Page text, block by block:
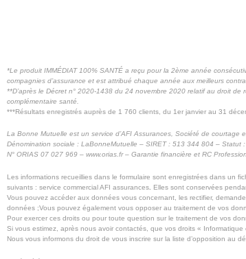
*Le produit IMMÉDIAT 100% SANTÉ a reçu pour la 2ème année
compagnies d’assurance et est attribué chaque année aux meilleurs
**D’après le Décret n° 2020-1438 du 24 novembre 2020 relatif au droit
complémentaire santé.
***Résultats enregistrés auprès de 1 760 clients, du 1er janvier au 31
La Bonne Mutuelle est un service d’AFI Assurances, Société de courtage
Dénomination sociale : LaBonneMutuelle – SIRET : 513 344 804 –
N° ORIAS 07 027 969 – www.orias.fr – Garantie financière et RC
Les informations recueillies dans le formulaire sont enregistrées dans un
suivants : service commercial AFI assurances
Elles sont conservées
Vous pouvez accéder aux données vous concernant, les rectifier,
données ;Vous pouvez également vous opposer au traitement de vos
Pour exercer ces droits ou pour toute question sur le traitement de vos
Si vous estimez, après nous avoir contactés, que vos droits «
Nous vous informons du droit de vous inscrire sur la liste d’opposition au